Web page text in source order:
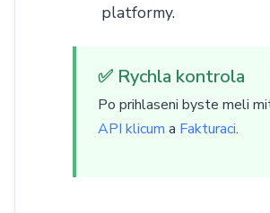
platformy.
✅ Rychla kontrola
Po prihlaseni byste meli
API klicum a Fakturaci.